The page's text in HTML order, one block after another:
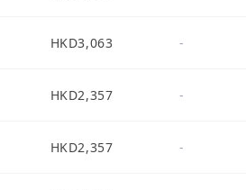
HKD3,063 -
HKD2,357 -
HKD2,357 -